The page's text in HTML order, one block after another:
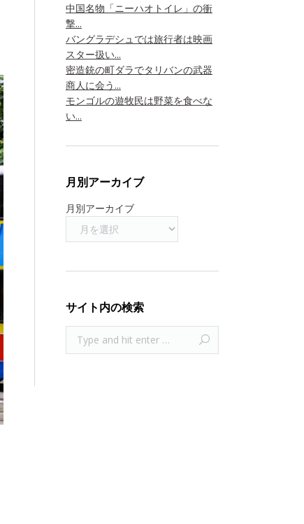
中国名物「ニーハオトイレ」の衝
撃...
バングラデシュでは旅行者は映画
スター扱い...
密造銃の町ダラでタリバンの武器
商人に会う...
モンゴルの遊牧民は野菜を食べな
い...
月別アーカイブ
月別アーカイブ
サイト内の検索